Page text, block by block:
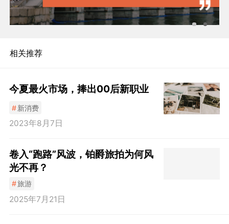
相关推荐
今夏最火市场，捧出00后新职业
#新消费
2023年8月7日
卷入“跑路”风波，铂爵旅拍为何风
光不再？
#旅游
2025年7月21日